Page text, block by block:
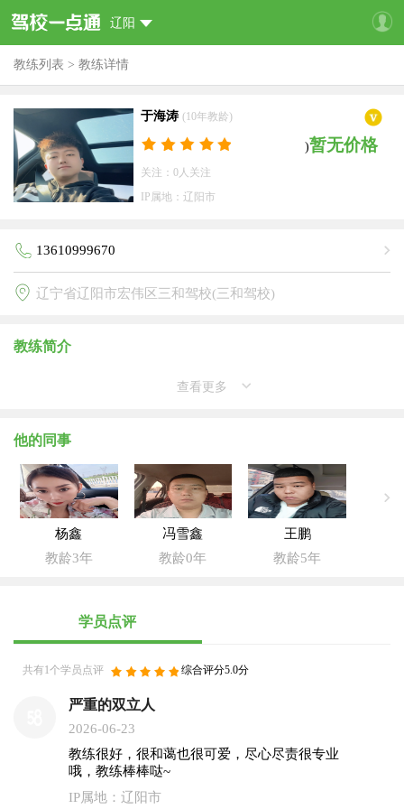
辽阳
教练列表 > 教练详情
于海涛 (10年教龄)
)暂无价格
关注：0人关注
IP属地：辽阳市
13610999670
辽宁省辽阳市宏伟区三和驾校(三和驾校)
教练简介
查看更多
他的同事
杨鑫
教龄3年
冯雪鑫
教龄0年
王鹏
教龄5年
学员点评
共有1个学员点评 综合评分5.0分
严重的双立人
2026-06-23
教练很好，很和蔼也很可爱，尽心尽责很专业
哦，教练棒棒哒~
IP属地：辽阳市